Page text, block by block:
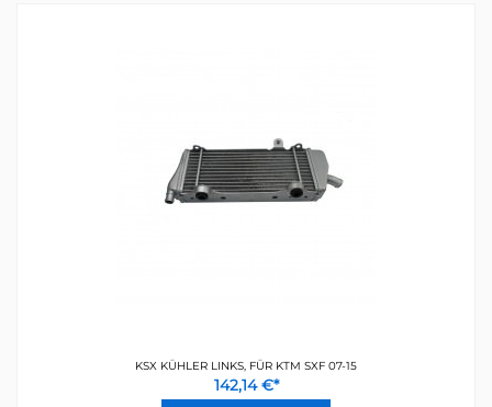
KSX KÜHLER LINKS, FÜR KTM SXF 07-15
142,14 €*